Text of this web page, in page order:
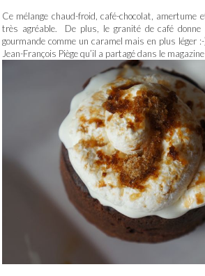
Ce mélange chaud-froid, café-chocolat, amertume
très agréable. De plus, le granité de café
gourmande comme un caramel mais en plus léger
Jean-François Piège qu’il a partagé dans le magazine